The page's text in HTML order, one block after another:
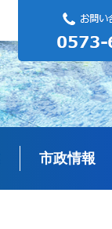
市政情報